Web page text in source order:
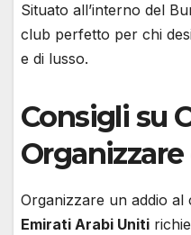
Situato all’interno del
club perfetto per chi
e di lusso.
Consigli su
Organizzare un addio al
Emirati Arabi Uniti